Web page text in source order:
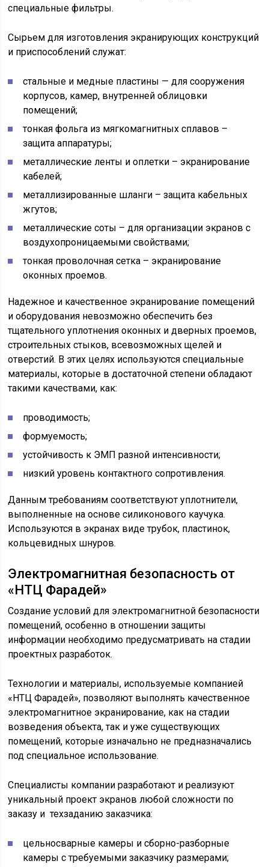
специальные фильтры.
Сырьем для изготовления экранирующих конструкций
и приспособлений служат:
стальные и медные пластины — для сооружения
корпусов, камер, внутренней облицовки
помещений;
тонкая фольга из мягкомагнитных сплавов –
защита аппаратуры;
металлические ленты и оплетки – экранирование
кабелей;
металлизированные шланги – защита кабельных
жгутов;
металлические соты – для организации экранов с
воздухопроницаемыми свойствами;
тонкая проволочная сетка – экранирование
оконных проемов.
Надежное и качественное экранирование помещений
и оборудования невозможно обеспечить без
тщательного уплотнения оконных и дверных проемов,
строительных стыков, всевозможных щелей и
отверстий. В этих целях используются специальные
материалы, которые в достаточной степени обладают
такими качествами, как:
проводимость;
формуемость;
устойчивость к ЭМП разной интенсивности;
низкий уровень контактного сопротивления.
Данным требованиям соответствуют уплотнители,
выполненные на основе силиконового каучука.
Используются в экранах виде трубок, пластинок,
кольцевидных шнуров.
Электромагнитная безопасность от
«НТЦ Фарадей»
Создание условий для электромагнитной безопасности
помещений, особенно в отношении защиты
информации необходимо предусматривать на стадии
проектных разработок.
Технологии и материалы, используемые компанией
«НТЦ Фарадей», позволяют выполнять качественное
электромагнитное экранирование, как на стадии
возведения объекта, так и уже существующих
помещений, которые изначально не предназначались
под специальное использование.
Специалисты компании разработают и реализуют
уникальный проект экранов любой сложности по
заказу и техзаданию заказчика:
цельносварные камеры и сборно-разборные
камеры с требуемыми заказчику размерами;